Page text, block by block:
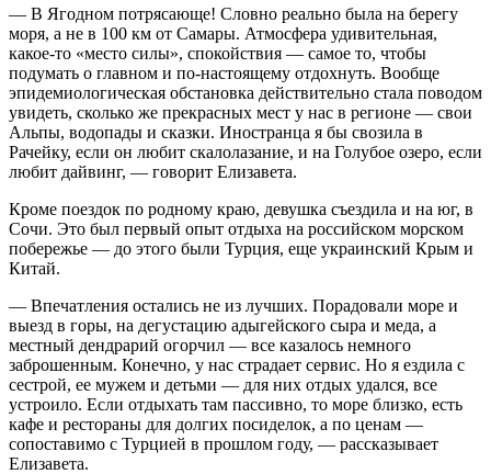
— В Ягодном потрясающе! Словно реально была на берегу
моря, а не в 100 км от Самары. Атмосфера удивительная,
какое-то «место силы», спокойствия — самое то, чтобы
подумать о главном и по-настоящему отдохнуть. Вообще
эпидемиологическая обстановка действительно стала поводом
увидеть, сколько же прекрасных мест у нас в регионе — свои
Альпы, водопады и сказки. Иностранца я бы свозила в
Рачейку, если он любит скалолазание, и на Голубое озеро, если
любит дайвинг, — говорит Елизавета.
Кроме поездок по родному краю, девушка съездила и на юг, в
Сочи. Это был первый опыт отдыха на российском морском
побережье — до этого были Турция, еще украинский Крым и
Китай.
— Впечатления остались не из лучших. Порадовали море и
выезд в горы, на дегустацию адыгейского сыра и меда, а
местный дендрарий огорчил — все казалось немного
заброшенным. Конечно, у нас страдает сервис. Но я ездила с
сестрой, ее мужем и детьми — для них отдых удался, все
устроило. Если отдыхать там пассивно, то море близко, есть
кафе и рестораны для долгих посиделок, а по ценам —
сопоставимо с Турцией в прошлом году, — рассказывает
Елизавета.